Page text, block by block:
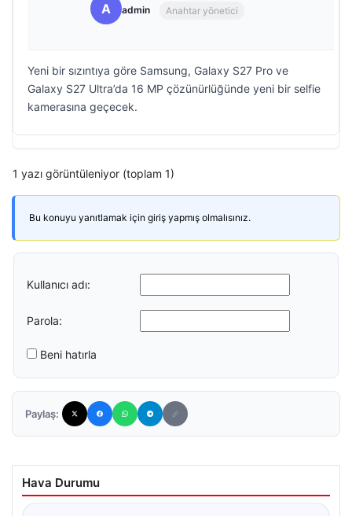
A admin Anahtar yönetici
Yeni bir sızıntıya göre Samsung, Galaxy S27 Pro ve
Galaxy S27 Ultra’da 16 MP çözünürlüğünde yeni bir selfie
kamerasına geçecek.
1 yazı görüntüleniyor (toplam 1)
Bu konuyu yanıtlamak için giriş yapmış olmalısınız.
Kullanıcı adı:
Parola:
Beni hatırla
Paylaş:
Hava Durumu